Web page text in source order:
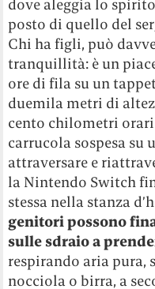
dove aleggia lo
posto di quello del
Chi ha figli, può
tranquillità: è un
ore di fila su un
duemila metri di
cento chilometri
carrucola sospesa su
attraversare e
la Nintendo Switch
stessa nella stanza
genitori possono
sulle sdraio a
respirando aria pura,
nocciola o birra, a